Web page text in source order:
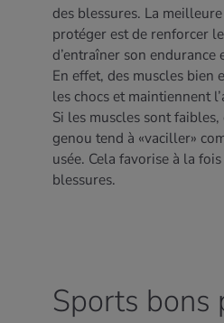
des blessures. La
protéger est de renforcer
d’entraîner son endurance
En effet, des muscles bien
les chocs et maintiennent
Si les muscles sont
genou tend à «vaciller»
usée. Cela favorise à la
blessures.
Sports bons